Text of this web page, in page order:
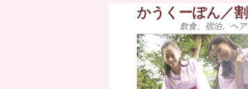
かうくーぽん／
飲食、宿泊、ヘ